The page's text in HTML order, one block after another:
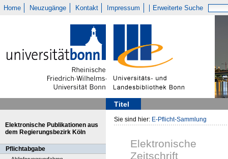
Home Neuzugänge Kontakt Impressum Erweiterte Suche
Titel
Elektronische Publikationen aus
dem Regierungsbezirk Köln
Pflichtabgabe
Sie sind hier: E-Pflicht-Sammlung
Elektronische
Zeitschrift